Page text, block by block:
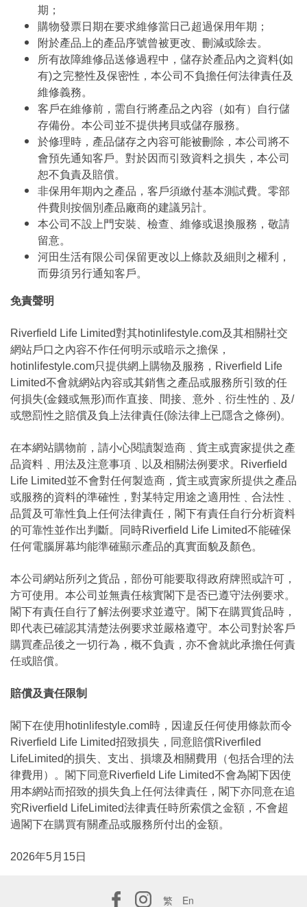
期；
購物發票日期在要求維修當日己超過保用年期；
附於產品上的產品序號曾被更改、刪減或除去。
所有故障維修品送修過程中，儲存於產品內之資料(如
有)之完整性及保密性，本公司不負擔任何法律責任及
維修義務。
客戶在維修前，需自行將產品之內容（如有）自行儲
存備份。本公司並不提供拷貝或儲存服務。
於修理時，產品儲存之內容可能被刪除，本公司將不
會預先通知客戶。對於因而引致資料之損失，本公司
恕不負責及賠償。
非保用年期內之產品，客戶須繳付基本測試費。零部
件費則按個別產品廠商的建議另計。
本公司不設上門安裝、檢查、維修或退換服務，敬請
留意。
河田生活有限公司保留更改以上條款及細則之權利，
而毋須另行通知客戶。
免責聲明
Riverfield Life Limited對其hotinlifestyle.com及其相關社交
網站戶口之內容不作任何明示或暗示之擔保，
hotinlifestyle.com只提供網上購物及服務，Riverfield Life
Limited不會就網站內容或其銷售之產品或服務所引致的任
何損失(金錢或無形)而作直接、間接、意外﹑衍生性的﹑及/
或懲罰性之賠償及負上法律責任(除法律上已隱含之條例)。
在本網站購物前，請小心閱讀製造商﹑貨主或賣家提供之產
品資料﹑用法及注意事項﹑以及相關法例要求。Riverfield
Life Limited並不會對任何製造商，貨主或賣家所提供之產品
或服務的資料的準確性，對某特定用途之適用性﹑合法性﹑
品質及可靠性負上任何法律責任，閣下有責任自行分析資料
的可靠性並作出判斷。同時Riverfield Life Limited不能確保
任何電腦屏幕均能準確顯示產品的真實面貌及顏色。
本公司網站所列之貨品，部份可能要取得政府牌照或許可，
方可使用。本公司並無責任核實閣下是否已遵守法例要求。
閣下有責任自行了解法例要求並遵守。閣下在購買貨品時，
即代表已確認其清楚法例要求並嚴格遵守。本公司對於客戶
購買產品後之一切行為，概不負責，亦不會就此承擔任何責
任或賠償。
賠償及責任限制
閣下在使用hotinlifestyle.com時，因違反任何使用條款而令
Riverfield Life Limited招致損失，同意賠償Riverfiled
LifeLimited的損失、支出、損壞及相關費用（包括合理的法
律費用）。閣下同意Riverfield Life Limited不會為閣下因使
用本網站而招致的損失負上任何法律責任，閣下亦同意在追
究Riverfield LifeLimited法律責任時所索償之金額，不會超
過閣下在購買有關產品或服務所付出的金額。
2026年5月15日
繁 En